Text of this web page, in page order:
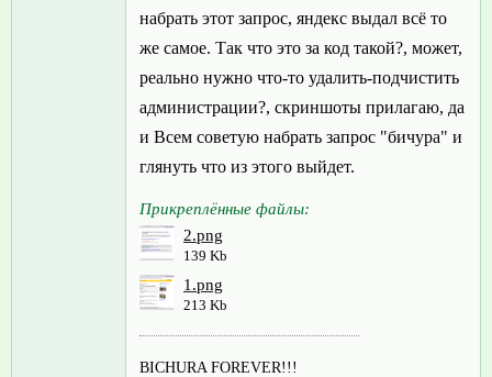
набрать этот запрос, яндекс выдал всё то
же самое. Так что это за код такой?, может,
реально нужно что-то удалить-подчистить
администрации?, скриншоты прилагаю, да
и Всем советую набрать запрос "бичура" и
глянуть что из этого выйдет.
Прикреплённые файлы:
2.png
139 Kb
1.png
213 Kb
BICHURA FOREVER!!!